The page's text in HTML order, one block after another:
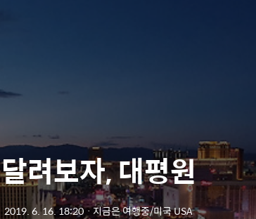
달려보자, 대평원
2019. 6. 16. 18:20ㆍ지금은 여행중/미국 USA